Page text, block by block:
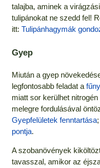
talajba, aminek a
tulipánokat ne szedd fel!
itt: Tulipánhagymák
Gyep
Miután a gyep
legfontosabb feladat a
miatt sor kerülhet nitrogén
melegre fordulásával
Gyepfelületek fenntartása;
pontja.
A szobanövények
tavasszal, amikor az